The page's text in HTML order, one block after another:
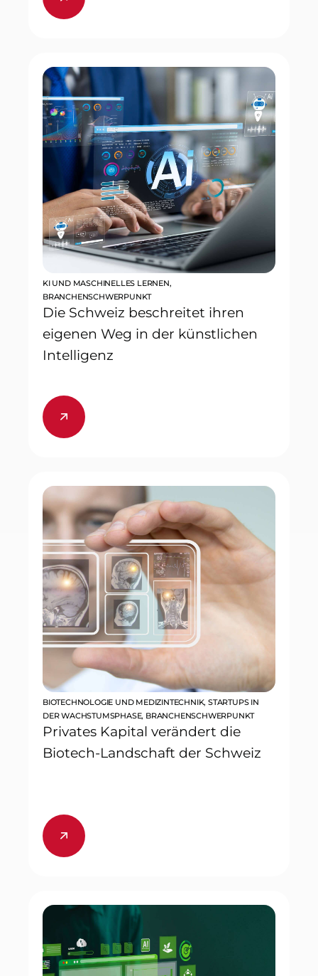
KI UND MASCHINELLES LERNEN,
BRANCHENSCHWERPUNKT
Die Schweiz beschreitet ihren
eigenen Weg in der künstlichen
Intelligenz
BIOTECHNOLOGIE UND MEDIZINTECHNIK,STARTUPS IN
DER WACHSTUMSPHASE, BRANCHENSCHWERPUNKT
Privates Kapital verändert die
Biotech-Landschaft der Schweiz